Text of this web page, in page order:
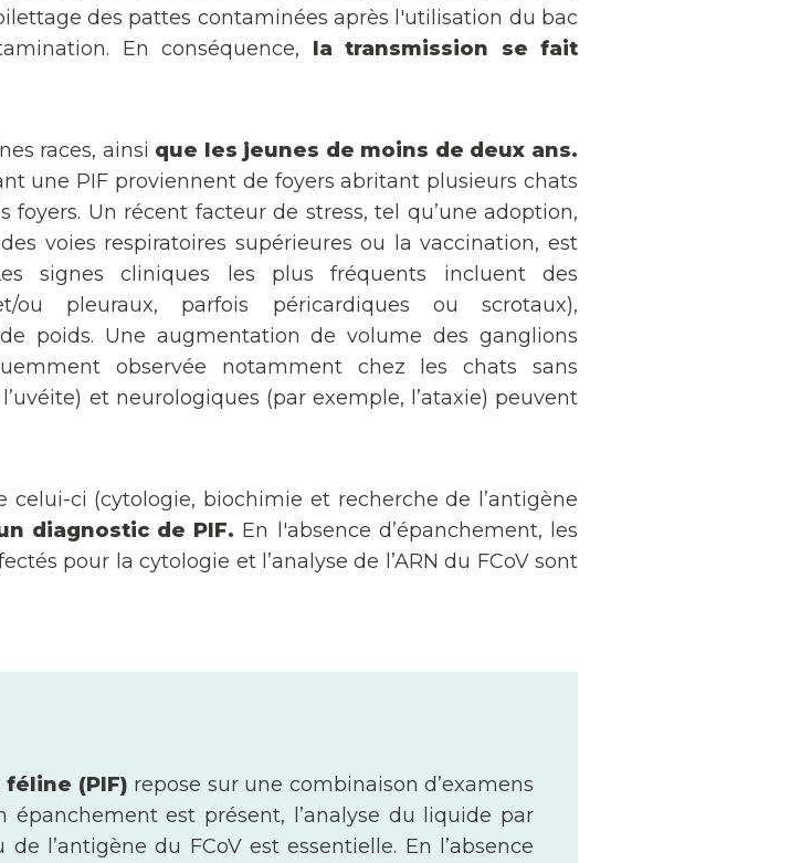
des pattes contaminées après l'utilisation du bac
En conséquence, la transmission se fait
races, ainsi que les jeunes de moins de deux ans.
une PIF proviennent de foyers abritant plusieurs chats
Un récent facteur de stress, tel qu’une adoption,
voies respiratoires supérieures ou la vaccination, est
signes cliniques les plus fréquents incluent des
ou pleuraux, parfois péricardiques ou scrotaux),
poids. Une augmentation de volume des ganglions
observée notamment chez les chats sans
et neurologiques (par exemple, l’ataxie) peuvent
celui-ci (cytologie, biochimie et recherche de l’antigène
diagnostic de PIF. En l'absence d’épanchement, les
pour la cytologie et l’analyse de l’ARN du FCoV sont
(PIF) repose sur une combinaison d’examens
est présent, l’analyse du liquide par
l’antigène du FCoV est essentielle. En l’absence